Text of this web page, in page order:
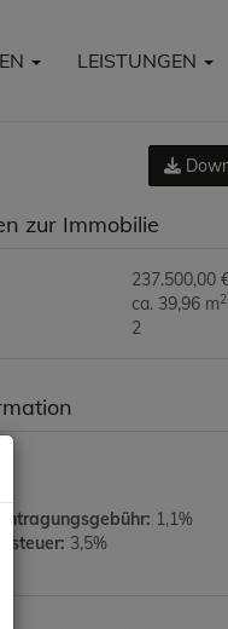
LEISTUNGEN
zur Immobilie
237.500,00
ca. 39,96 m2
2
1,1%
3,5%